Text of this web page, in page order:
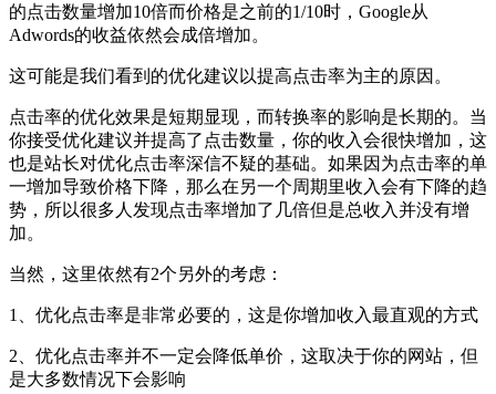
的点击数量增加10倍而价格是之前的1/10时，Google从
Adwords的收益依然会成倍增加。
这可能是我们看到的优化建议以提高点击率为主的原因。
点击率的优化效果是短期显现，而转换率的影响是长期的。当
你接受优化建议并提高了点击数量，你的收入会很快增加，这
也是站长对优化点击率深信不疑的基础。如果因为点击率的单
一增加导致价格下降，那么在另一个周期里收入会有下降的趋
势，所以很多人发现点击率增加了几倍但是总收入并没有增
加。
当然，这里依然有2个另外的考虑：
1、优化点击率是非常必要的，这是你增加收入最直观的方式
2、优化点击率并不一定会降低单价，这取决于你的网站，但
是大多数情况下会影响